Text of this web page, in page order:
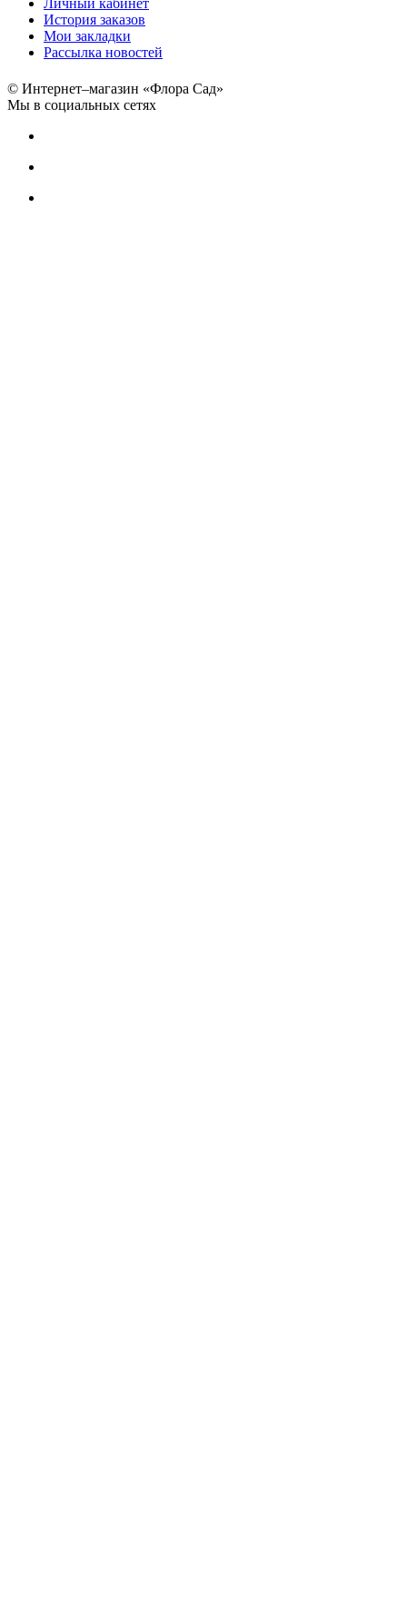
История заказов
Мои закладки
Рассылка новостей
© Интернет–магазин «Флора Сад»
Мы в социальных сетях